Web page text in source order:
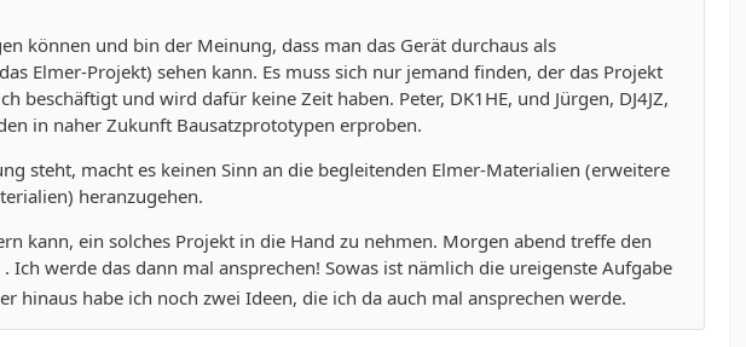
können und bin der Meinung, dass man das Gerät durchaus als
Elmer-Projekt) sehen kann. Es muss sich nur jemand finden, der das Projekt
und wird dafür keine Zeit haben. Peter, DK1HE, und Jürgen, DJ4JZ,
in naher Zukunft Bausatzprototypen erproben.
steht, macht es keinen Sinn an die begleitenden Elmer-Materialien (erweitere
heranzugehen.
kann, ein solches Projekt in die Hand zu nehmen. Morgen abend treffe den
. Ich werde das dann mal ansprechen! Sowas ist nämlich die ureigenste Aufgabe
hinaus habe ich noch zwei Ideen, die ich da auch mal ansprechen werde.